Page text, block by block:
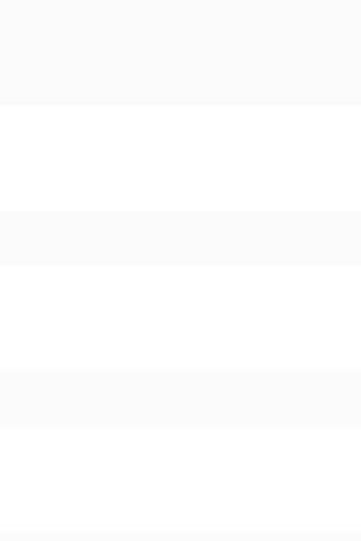
annen spesifikasjon, som ligger